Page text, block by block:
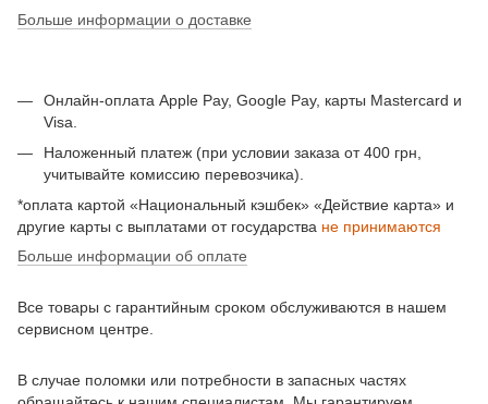
Больше информации о доставке
Онлайн-оплата Apple Pay, Google Pay, карты Mastercard и
Visa.
Наложенный платеж (при условии заказа от 400 грн,
учитывайте комиссию перевозчика).
*оплата картой «Национальный кэшбек» «Действие карта» и
другие карты с выплатами от государства не принимаются
Больше информации об оплате
Все товары с гарантийным сроком обслуживаются в нашем
сервисном центре.
В случае поломки или потребности в запасных частях